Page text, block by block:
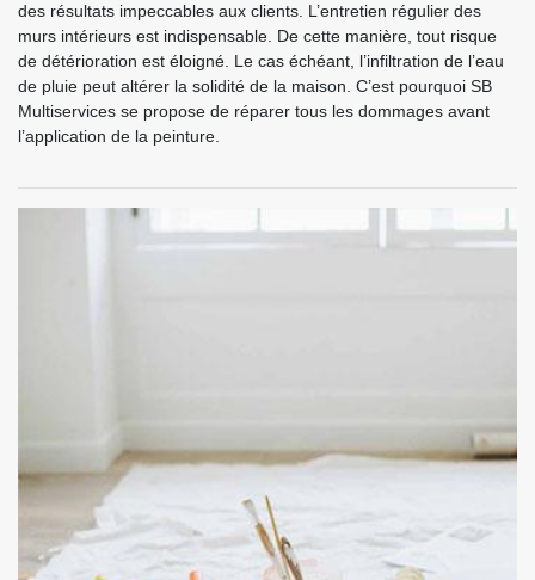
des résultats impeccables aux clients. L’entretien régulier des
murs intérieurs est indispensable. De cette manière, tout risque
de détérioration est éloigné. Le cas échéant, l’infiltration de l’eau
de pluie peut altérer la solidité de la maison. C’est pourquoi SB
Multiservices se propose de réparer tous les dommages avant
l’application de la peinture.